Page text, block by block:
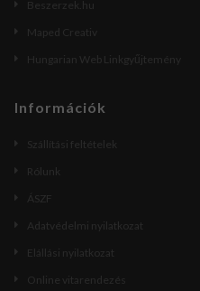
Beszerzek.hu
Maped Creativ
Hungarian Web Linkgyűjtemény
Információk
Szállítási feltételek
Rólunk
ÁSZF
Adatvédelmi nyilatkozat
Elállási nyilatkozat
Online vitarendezés